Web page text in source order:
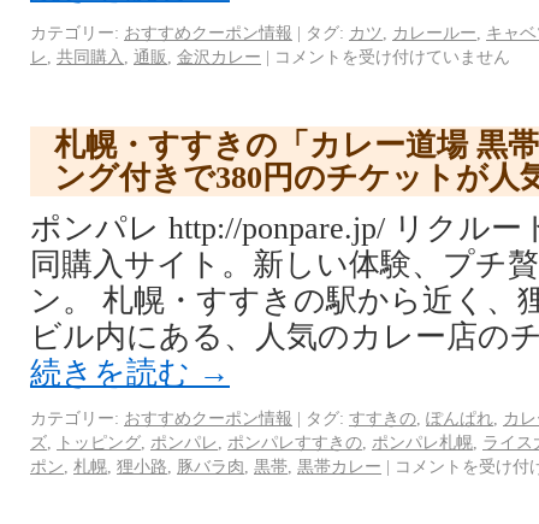
カテゴリー: おすすめクーポン情報 | タグ: カツ カレールー
キャ
レ
共同購入 通販 金沢カレー | コメントを受け付けていません
札幌・すすきの「カレー道場 黒
ング付きで380円のチケットが人
ポンパレ http://ponpare.jp/ リクル
同購入サイト。新しい体験、プチ
ン。 札幌・すすきの駅から近く、
ビル内にある、人気のカレー店の
続きを読む →
カテゴリー: おすすめクーポン情報 | タグ: すすきの ぽんぱれ
カ
ズ
トッピング ポンパレ ポンパレすすきの ポンパレ札幌 ライス
ポン 札幌 狸小路 豚バラ肉 黒帯 黒帯カレー | コメントを受け付